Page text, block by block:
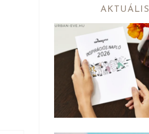
AKTUÁLIS